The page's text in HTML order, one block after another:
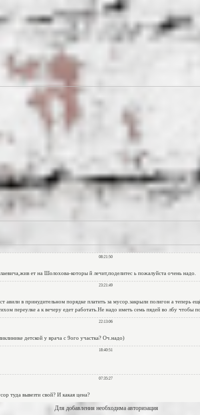
Для добавления необходима авторизация